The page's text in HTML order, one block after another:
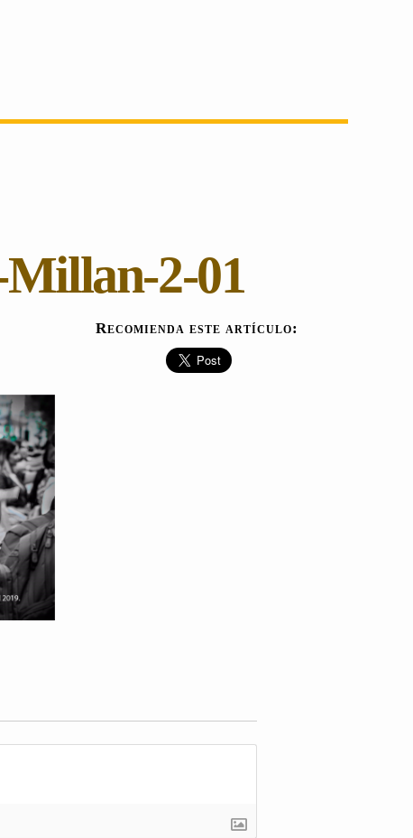
2-01
Recomienda este artículo: